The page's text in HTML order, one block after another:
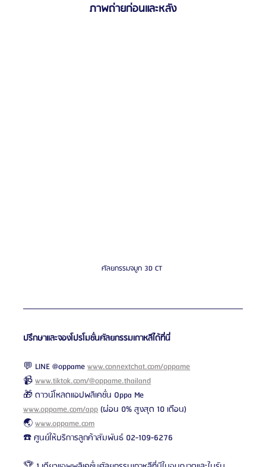
ภาพถ่ายก่อนและหลัง
ศัลยกรรมจมูก 3D CT
ปรึกษาและจองโปรโมชั่นศัลยกรรมเกาหลีได้ที่นี่
💬 LINE @oppame www.connextchat.com/oppame
📹 www.tiktok.com/@oppame.thailand
🎁 ดาวน์โหลดแอปพลิเคชั่น Oppa Me
www.oppame.com/app (ผ่อน 0% สูงสุด 10 เดือน)
🌏 www.oppame.com
☎️ ศูนย์ให้บริการลูกค้าสัมพันธ์ 02-109-6276